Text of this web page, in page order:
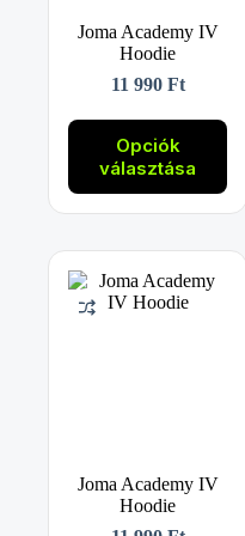
Joma Academy IV
Hoodie
11 990 Ft
Opciók
választása
Ennek
a
terméknek
A
változatok
a
termékoldalon
Joma Academy IV
Hoodie